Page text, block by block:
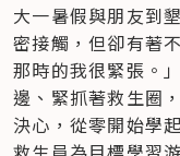
大一暑假與朋友到
密接觸，但卻有著
那時的我很緊張。
邊、緊抓著救生圈
決心，從零開始學